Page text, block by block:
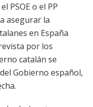
PSOE o el PP
asegurar la
en España
por los
catalán se
Gobierno español,